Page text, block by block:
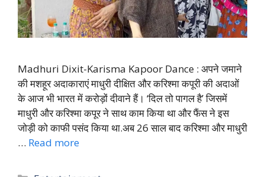
Madhuri Dixit-Karisma Kapoor Dance : अपने जमाने
की मशहूर अदाकाराएं माधुरी दीक्षित और करिश्मा कपूरी की अदाओं
के आज भी भारत में करोड़ों दीवाने हैं। ‘दिल तो पागल है’ जिसमें
माधुरी और करिश्मा कपूर ने साथ काम किया था और फैंस ने इस
जोड़ी को काफी पसंद किया था.अब 26 साल बाद करिश्मा और माधुरी
… Read more